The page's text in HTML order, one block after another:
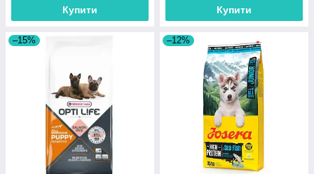
Купити Купити
–15% –12%